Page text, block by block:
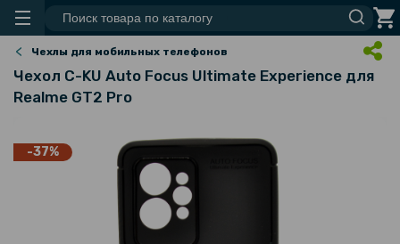
Чехлы для мобильных телефонов
Чехол C-KU Auto Focus Ultimate Experience для
Realme GT2 Pro
-37%